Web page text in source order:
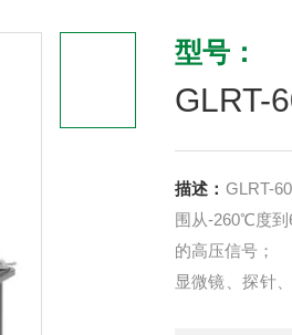
型号：
GLRT-
描述： GLRT-
围从-260℃度
的高压信号；
显微镜、探针